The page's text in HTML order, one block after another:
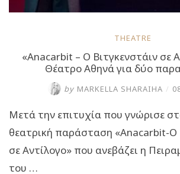
THEATRE
«Anacarbit – Ο Βιτγκενστάιν σε
Θέατρο Αθηνά για δύο
by MARKELLA SHARAIHA /
Μετά την επιτυχία που γνώρισε
θεατρική παράσταση «Anacarbit-Ο
σε Αντίλογο» που ανεβάζει η
του …